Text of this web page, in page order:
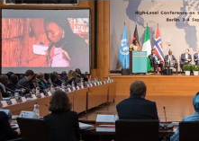
berlin
nord
wahrheit
verlag